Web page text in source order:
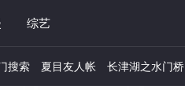
综艺
搜索 夏目友人帐 长津湖之水门桥